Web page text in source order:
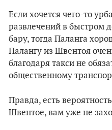
Если хочется чего-то
развлечений в быстром
бару, тогда Паланга
Палангу из Швентоя
благодаря такси не
общественному
Правда, есть
Швентое, вам уже не